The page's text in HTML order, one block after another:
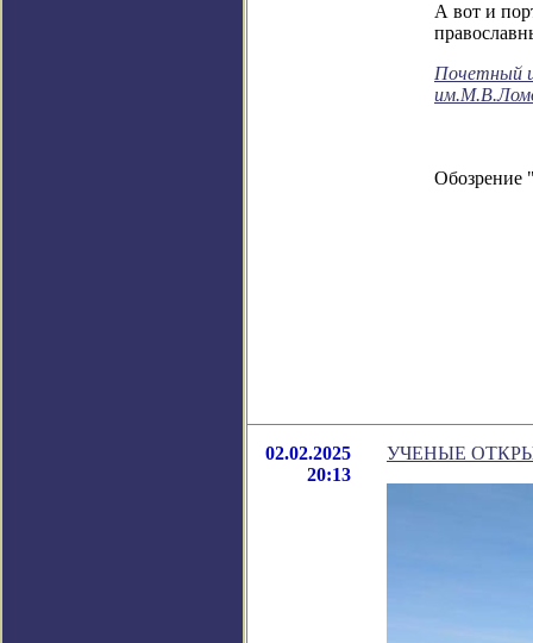
А вот и
Почетный и
Обозрение
02.02.2025
20:13
УЧЕНЫЕ